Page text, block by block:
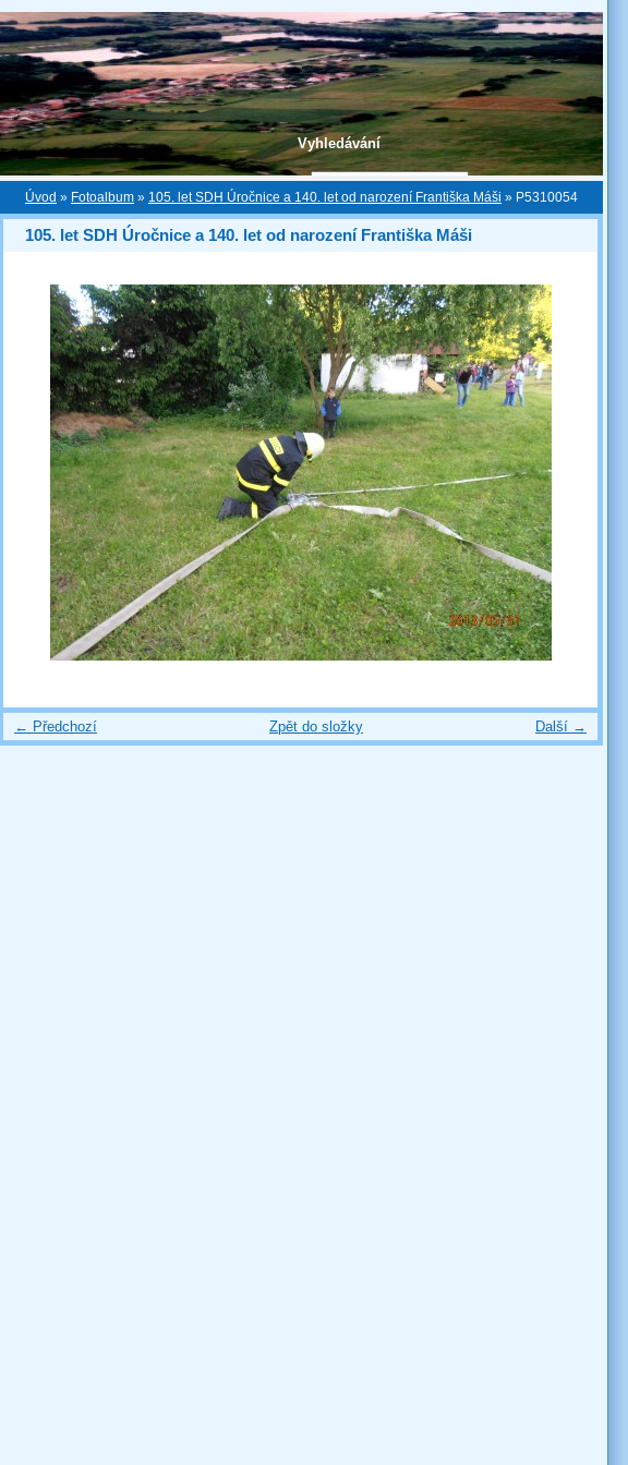
Vyhledávání
Úvod » Fotoalbum » 105. let SDH Úročnice a 140. let od narození Františka Máši » P5310054
105. let SDH Úročnice a 140. let od narození Františka Máši
← Předchozí Další →
Zpět do složky